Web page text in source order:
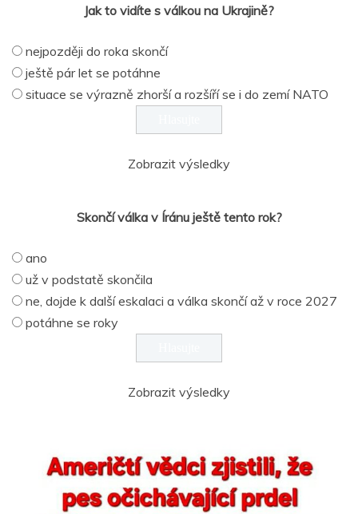
Jak to vidíte s válkou na Ukrajině?
nejpozději do roka skončí
ještě pár let se potáhne
situace se výrazně zhorší a rozšíří se i do zemí NATO
Zobrazit výsledky
Skončí válka v Íránu ještě tento rok?
ano
už v podstatě skončila
ne, dojde k další eskalaci a válka skončí až v roce 2027
potáhne se roky
Zobrazit výsledky